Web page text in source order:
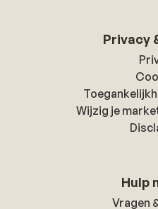
Privacy
Wijzig je
Hulp
Vragen